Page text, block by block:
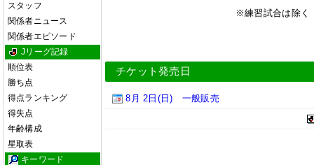
スタッフ
関係者ニュース
関係者エピソード
Jリーグ記録
順位表
勝ち点
得点ランキング
得失点
年齢構成
星取表
キーワード
※練習試合は除く
チケット発売日
8月 2日(日) 一般販売